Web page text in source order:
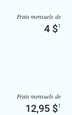
Frais mensuels de
4 $1
Frais mensuels de
12,95 $1